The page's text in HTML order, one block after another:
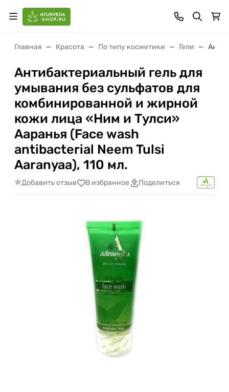
Главная Красота По типу косметики Гели
Антибактериальный гель для
умывания без сульфатов для
комбинированной и жирной
кожи лица «Ним и Тулси»
Ааранья (Face wash
antibacterial Neem Tulsi
Aaranyaa), 110 мл.
Добавить отзыв В избранное Поделиться